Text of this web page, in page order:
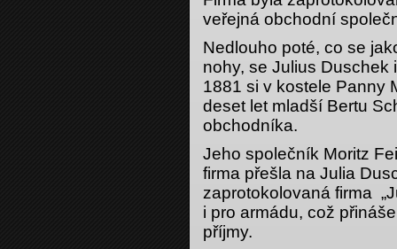
veřejná obchodní
Nedlouho poté, co se
nohy, se Julius Duschek
1881 si v kostele Panny
deset let mladší Bertu
obchodníka.
Jeho společník Moritz
firma přešla na Julia
zaprotokolovaná firma
i pro armádu, což
příjmy.